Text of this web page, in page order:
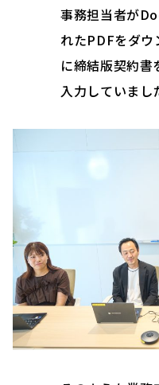
事務担当者が
れたPDFをダウ
に締結版契約
入力していまし